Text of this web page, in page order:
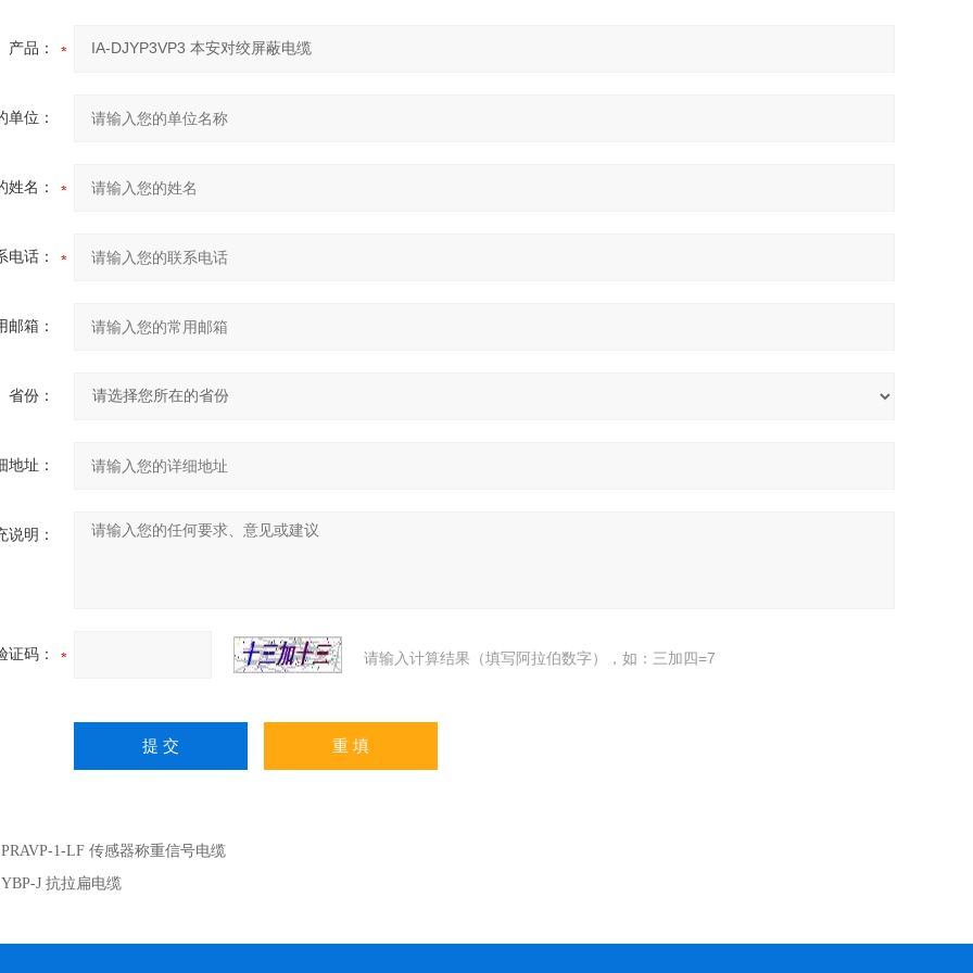
产品：
单位：
姓名：
电话：
邮箱：
省份：
地址：
说明：
证码： 请输入计算结果（填写阿拉伯数字），如：三加四=7
PRAVP-1-LF 传感器称重信号电缆
YBP-J 抗拉扁电缆